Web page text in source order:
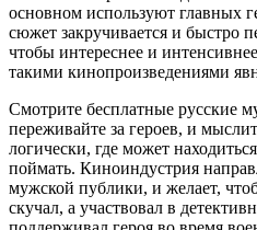
основном используют главных
сюжет закручивается и быстро
чтобы интереснее и
такими кинопроизведениями
Смотрите бесплатные русские
переживайте за героев, и
логически, где может
поймать. Киноиндустрия
мужской публики, и желает,
скучал, а участвовал в